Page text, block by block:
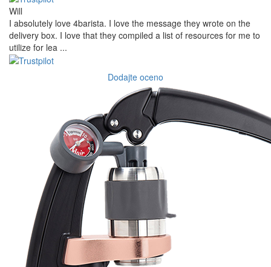
Will
I absolutely love 4barista. I love the message they wrote on the
delivery box. I love that they compiled a list of resources for me to
utilize for lea ...
Dodajte oceno